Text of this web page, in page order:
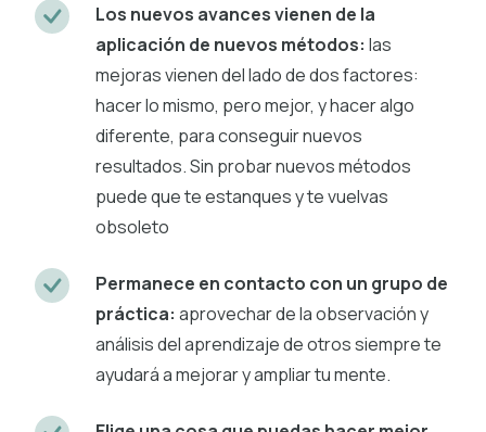
Los nuevos avances vienen de la
aplicación de nuevos métodos: las
mejoras vienen del lado de dos factores:
hacer lo mismo, pero mejor, y hacer algo
diferente, para conseguir nuevos
resultados. Sin probar nuevos métodos
puede que te estanques y te vuelvas
obsoleto
Permanece en contacto con un grupo de
práctica: aprovechar de la observación y
análisis del aprendizaje de otros siempre te
ayudará a mejorar y ampliar tu mente.